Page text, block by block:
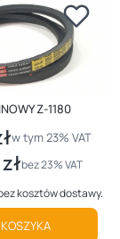
Z-1180
w tym %s VAT
w tym23% VAT
bez 23% VAT
kosztów dostawy.